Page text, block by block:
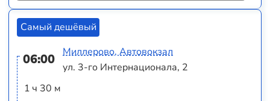
Самый дешёвый
06:00
1 ч 30 м
Миллерово, Автовокзал
ул. 3-го Интернационала, 2